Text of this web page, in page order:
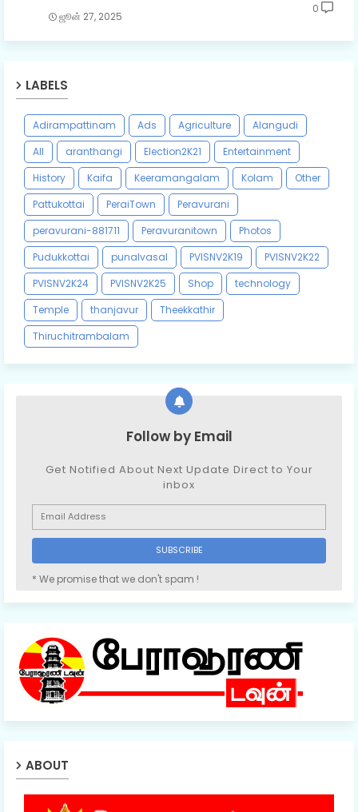
ஜூன் 27, 2025
0
LABELS
Adirampattinam Ads Agriculture
Alangudi
All
aranthangi Election2K21
Entertainment
History
Kaifa Keeramangalam Kolam
Other
Pattukottai
PeraiTown
Peravurani
peravurani-881711
Peravuranitown
Photos
Pudukkottai
punalvasal PVISNV2K19
PVISNV2K22
PVISNV2K24
PVISNV2K25 Shop
technology
Temple
thanjavur
Theekkathir
Thiruchitrambalam
Follow by Email
Get Notified About Next Update Direct to Your
inbox
* We promise that we don't spam !
ABOUT